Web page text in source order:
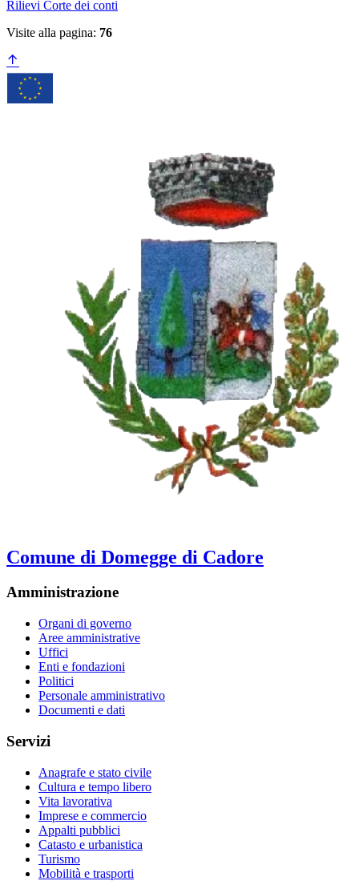
Rilievi Corte dei conti
Visite alla pagina: 76
Comune di Domegge di Cadore
Amministrazione
Organi di governo
Aree amministrative
Uffici
Enti e fondazioni
Politici
Personale amministrativo
Documenti e dati
Servizi
Anagrafe e stato civile
Cultura e tempo libero
Vita lavorativa
Imprese e commercio
Appalti pubblici
Catasto e urbanistica
Turismo
Mobilità e trasporti